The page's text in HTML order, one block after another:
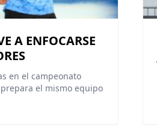
A ENFOCARSE
en el campeonato
el mismo equipo